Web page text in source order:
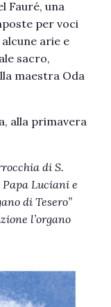
Fauré, una
per voci
arie e
sacro,
maestra Oda
alla primavera
di S.
Luciani e
di Tesero”
l’organo